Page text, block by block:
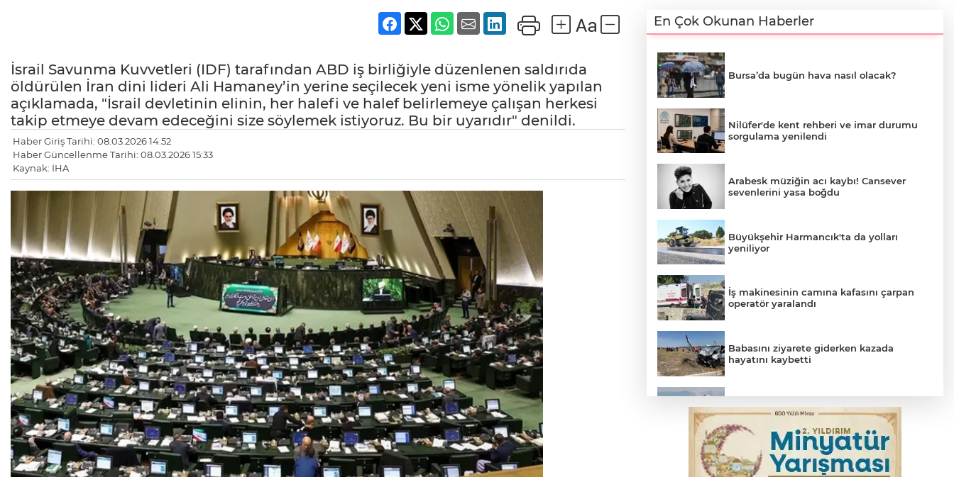
İsrail Savunma Kuvvetleri (IDF) tarafından ABD iş birliğiyle düzenlenen saldırıda
öldürülen İran dini lideri Ali Hamaney’in yerine seçilecek yeni isme yönelik yapılan
açıklamada, "İsrail devletinin elinin, her halefi ve halef belirlemeye çalışan herkesi
takip etmeye devam edeceğini size söylemek istiyoruz. Bu bir uyarıdır" denildi.
Haber Giriş Tarihi: 08.03.2026 14:52
Haber Güncellenme Tarihi: 08.03.2026 15:33
Kaynak: İHA
En Çok Okunan Haberler
Bursa’da bugün hava nasıl olacak?
Nilüfer'de kent rehberi ve imar durumu
sorgulama yenilendi
Arabesk müziğin acı kaybı! Cansever
sevenlerini yasa boğdu
Büyükşehir Harmancık'ta da yolları
yeniliyor
İş makinesinin camına kafasını çarpan
operatör yaralandı
Babasını ziyarete giderken kazada
hayatını kaybetti
karadan müdahale başlatıldı
Beyaz Saray ile Taylor Swift arasında telif
savaşı